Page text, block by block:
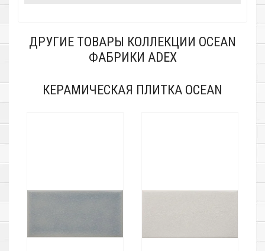
ДРУГИЕ ТОВАРЫ КОЛЛЕКЦИИ OCEAN
ФАБРИКИ ADEX
КЕРАМИЧЕСКАЯ ПЛИТКА OCEAN